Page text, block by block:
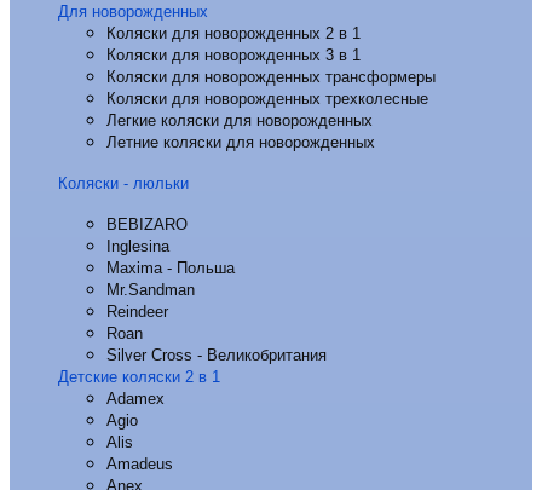
Для новорожденных
Коляски для новорожденных 2 в 1
Коляски для новорожденных 3 в 1
Коляски для новорожденных трансформеры
Коляски для новорожденных трехколесные
Легкие коляски для новорожденных
Летние коляски для новорожденных
Коляски - люльки
BEBIZARO
Inglesina
Maxima - Польша
Mr.Sandman
Reindeer
Roan
Silver Cross - Великобритания
Детские коляски 2 в 1
Adamex
Agio
Alis
Amadeus
Anex